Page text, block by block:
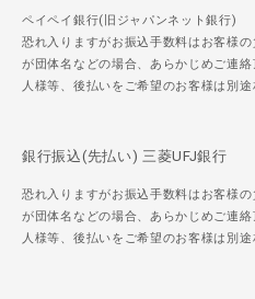
ペイペイ銀行(旧ジャパンネット銀行)
恐れ入りますがお振込手数料はお客様
が団体名などの場合、あらかじめご連
人様等、後払いをご希望のお客様は別
銀行振込(先払い) 三菱UFJ銀行
恐れ入りますがお振込手数料はお客様
が団体名などの場合、あらかじめご連
人様等、後払いをご希望のお客様は別